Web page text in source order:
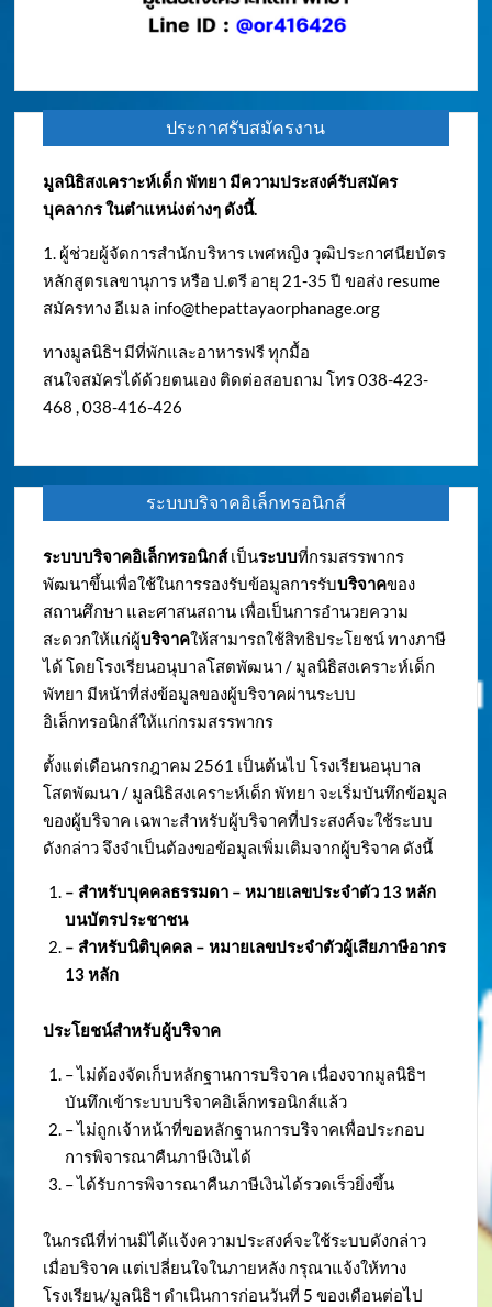
ประกาศรับสมัครงาน
มูลนิธิสงเคราะห์เด็ก พัทยา มีความประสงค์รับสมัคร
บุคลากร ในตำแหน่งต่างๆ ดังนี้.
1. ผู้ช่วยผู้จัดการสำนักบริหาร เพศหญิง วุฒิประกาศนียบัตร
หลักสูตรเลขานุการ หรือ ป.ตรี อายุ 21-35 ปี ขอส่ง resume
สมัครทาง อีเมล info@thepattayaorphanage.org
ทางมูลนิธิฯ มีที่พักและอาหารฟรี ทุกมื้อ
สนใจสมัครได้ด้วยตนเอง ติดต่อสอบถาม โทร 038-423-
468 , 038-416-426
ระบบบริจาคอิเล็กทรอนิกส์
ระบบบริจาคอิเล็กทรอนิกส์เป็นระบบที่กรมสรรพากร
พัฒนาขึ้นเพื่อใช้ในการรองรับข้อมูลการรับบริจาคของ
สถานศึกษา และศาสนสถาน เพื่อเป็นการอำนวยความ
สะดวกให้แก่ผู้บริจาคให้สามารถใช้สิทธิประโยชน์ ทางภาษี
ได้ โดยโรงเรียนอนุบาลโสตพัฒนา / มูลนิธิสงเคราะห์เด็ก
พัทยา มีหน้าที่ส่งข้อมูลของผู้บริจาคผ่านระบบ
อิเล็กทรอนิกส์ให้แก่กรมสรรพากร
ตั้งแต่เดือนกรกฎาคม 2561 เป็นต้นไป โรงเรียนอนุบาล
โสตพัฒนา / มูลนิธิสงเคราะห์เด็ก พัทยา จะเริ่มบันทึกข้อมูล
ของผู้บริจาค เฉพาะสำหรับผู้บริจาคที่ประสงค์จะใช้ระบบ
ดังกล่าว จึงจำเป็นต้องขอข้อมูลเพิ่มเติมจากผู้บริจาค ดังนี้
– สำหรับบุคคลธรรมดา – หมายเลขประจำตัว 13 หลัก
บนบัตรประชาชน
– สำหรับนิติบุคคล – หมายเลขประจำตัวผู้เสียภาษีอากร
13 หลัก
ประโยชน์สำหรับผู้บริจาค
– ไม่ต้องจัดเก็บหลักฐานการบริจาค เนื่องจากมูลนิธิฯ
บันทึกเข้าระบบบริจาคอิเล็กทรอนิกส์แล้ว
– ไม่ถูกเจ้าหน้าที่ขอหลักฐานการบริจาคเพื่อประกอบ
การพิจารณาคืนภาษีเงินได้
– ได้รับการพิจารณาคืนภาษีเงินได้รวดเร็วยิ่งขึ้น
ในกรณีที่ท่านมิได้แจ้งความประสงค์จะใช้ระบบดังกล่าว
เมื่อบริจาค แต่เปลี่ยนใจในภายหลัง กรุณาแจ้งให้ทาง
โรงเรียน/มูลนิธิฯ ดำเนินการก่อนวันที่ 5 ของเดือนต่อไป